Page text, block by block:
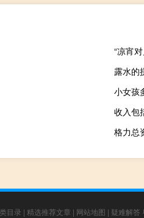
“凉宵
露水的
小女孩
收入包
格力总
目录 | 精选推荐文章 | 网站地图 | 疑难解答